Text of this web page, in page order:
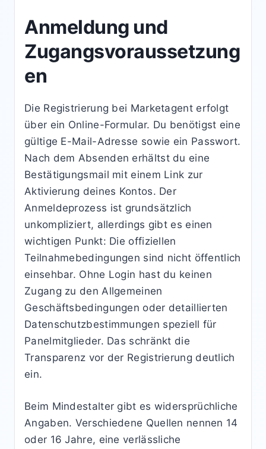
Anmeldung und
Zugangsvoraussetzung
en
Die Registrierung bei Marketagent erfolgt
über ein Online-Formular. Du benötigst eine
gültige E-Mail-Adresse sowie ein Passwort.
Nach dem Absenden erhältst du eine
Bestätigungsmail mit einem Link zur
Aktivierung deines Kontos. Der
Anmeldeprozess ist grundsätzlich
unkompliziert, allerdings gibt es einen
wichtigen Punkt: Die offiziellen
Teilnahmebedingungen sind nicht öffentlich
einsehbar. Ohne Login hast du keinen
Zugang zu den Allgemeinen
Geschäftsbedingungen oder detaillierten
Datenschutzbestimmungen speziell für
Panelmitglieder. Das schränkt die
Transparenz vor der Registrierung deutlich
ein.
Beim Mindestalter gibt es widersprüchliche
Angaben. Verschiedene Quellen nennen 14
oder 16 Jahre, eine verlässliche